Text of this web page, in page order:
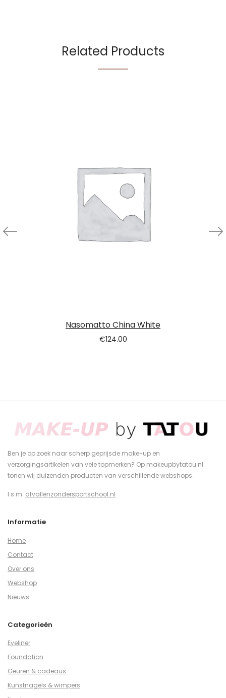
Related Products
Nasomatto China White
€124.00
Ben je op zoek naar scherp geprijsde make-up en
verzorgingsartikelen van vele topmerken? Op makeupbytatou.nl
tonen wij duizenden producten van verschillende webshops.
I.s.m. afvallenzondersportschool.nl
Informatie
Home
Contact
Over ons
Webshop
Nieuws
Categorieën
Eyeliner
Foundation
Geuren & cadeaus
Kunstnagels & wimpers